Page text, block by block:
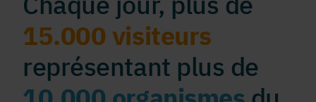
15.000 visiteurs
représentant plus de